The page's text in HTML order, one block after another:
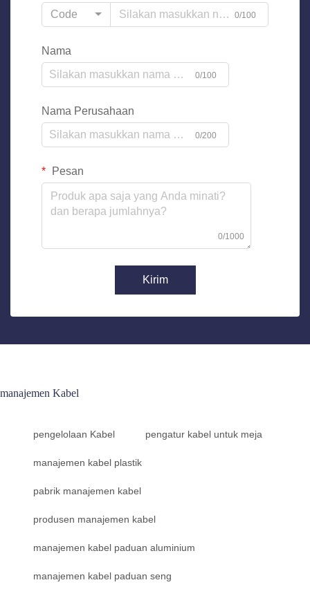
Code
0/100
Nama
0/100
Nama Perusahaan
0/200
Pesan
0/1000
Kirim
manajemen Kabel
pengelolaan Kabel pengatur kabel untuk meja
manajemen kabel plastik
pabrik manajemen kabel
produsen manajemen kabel
manajemen kabel paduan aluminium
manajemen kabel paduan seng